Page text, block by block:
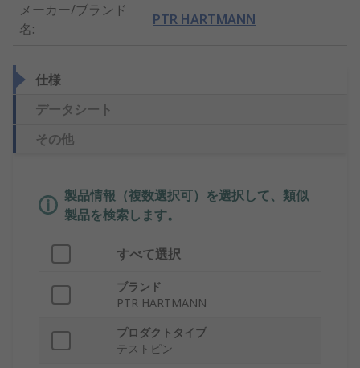
メーカー/ブランド
名:
PTR HARTMANN
仕様
データシート
その他
製品情報（複数選択可）を選択して、類似
製品を検索します。
すべて選択
ブランド
PTR HARTMANN
プロダクトタイプ
テストピン